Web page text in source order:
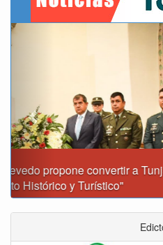
Gobernación y Alcaldía de
con inversiones